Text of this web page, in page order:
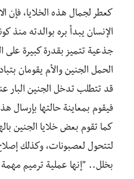
كعطر لجمال هذه الخلايا، فإن
الإنسان يبدأ بره بوالدته منذ
جذعية تتميز بقدرة كبيرة على
الحمل الجنين والأم يقومان
قد تتطلب تدخل الجنين البار
فيقوم بمعاينة حالتها بإرسال
كما تقوم بعض خلايا الجنين
لتتحول لعصبونات، وكذلك
بخلل.. ”إنها عملية ترميم مهمة